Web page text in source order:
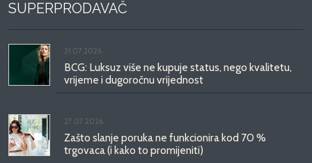
SUPERPRODAVAČ
31.07.2026.
BCG: Luksuz više ne kupuje status, nego kvalitetu,
vrijeme i dugoročnu vrijednost
27.07.2026.
Zašto slanje poruka ne funkcionira kod 70 %
trgovaca (i kako to promijeniti)